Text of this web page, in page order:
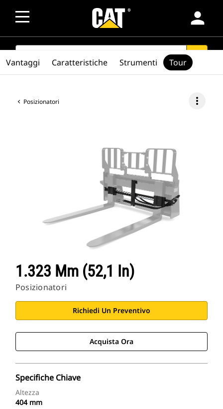
person
SEARCH search
Posizionatori more_vert
1.323 Mm (52,1 In)
Posizionatori
Richiedi Un Preventivo
Acquista Ora
Specifiche Chiave
Altezza
404 mm
Vantaggi Caratteristiche Strumenti Tour